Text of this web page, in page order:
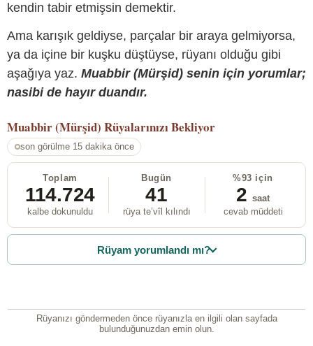
kendin tabir etmişsin demektir.
Ama karışık geldiyse, parçalar bir araya gelmiyorsa,
ya da içine bir kuşku düştüyse, rüyanı olduğu gibi
aşağıya yaz. Muabbir (Mürşid) senin için yorumlar;
nasibi de hayır duandır.
Muabbir (Mürşid) Rüyalarınızı Bekliyor
son görülme 15 dakika önce
Toplam
114.724
kalbe dokunuldu
Bugün
41
rüya te’vîl kılındı
%93 için
2 saat
cevab müddeti
Rüyam yorumlandı mı?
Rüyanızı göndermeden önce rüyanızla en ilgili olan sayfada
bulunduğunuzdan emin olun.